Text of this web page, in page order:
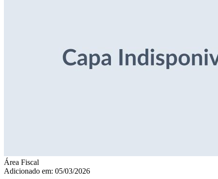
Área Fiscal
Adicionado em: 05/03/2026